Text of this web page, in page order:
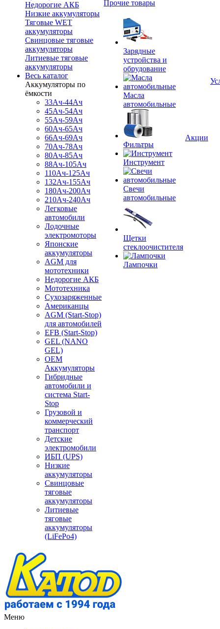
Недорогие АКБ
Низкие аккумуляторы
Тяговые WET
аккумуляторы
Свинцовые тяговые
аккумуляторы
Литиевые тяговые
аккумуляторы
Весь каталог
Аккумуляторы по
ёмкости
33Ач-44Ач
45Ач-54Ач
55Ач-59Ач
60Ач-65Ач
66Ач-69Ач
70Ач-78Ач
80Ач-85Ач
88Ач-105Ач
110Ач-125Ач
132Ач-155Ач
180Ач-200Ач
210Ач-240Ач
Легковые
автомобили
Лодочные
электромоторы
Японские
аккумуляторы
AGM для
мототехники
Недорогие АКБ
Мототехника
Сухозаряженные
Американцы
AGM (Start-Stop)
для автомобилей
EFB (Start-Stop)
GEL (NANO
GEL)
OEM
Аккумуляторы
Гибридные
автомобили и
система Start-
Stop
Грузовой и
коммерческий
транспорт
Детские
электромобили
ИБП (UPS)
Низкие
аккумуляторы
Свинцовые
тяговые
аккумуляторы
Литиевые
тяговые
аккумуляторы
(LiFePo4)
Прочие товары
Зарядные
устройства и
обрудование
Масла
автомобильные
Фильтры
Инструмент
Свечи
автомобильные
Щетки
стеклоочистителя
Лампочки
Акции
Меню